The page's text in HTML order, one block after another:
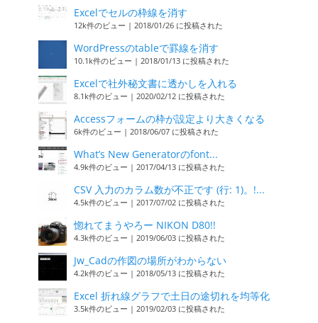
Excelでセルの枠線を消す
12k件のビュー | 2018/01/26 に投稿された
WordPressのtableで罫線を消す
10.1k件のビュー | 2018/01/13 に投稿された
Excelで社外秘文書に透かしを入れる
8.1k件のビュー | 2020/02/12 に投稿された
Accessフォームの枠が設定より大きくなる
6k件のビュー | 2018/06/07 に投稿された
What’s New Generatorのfont...
4.9k件のビュー | 2017/04/13 に投稿された
CSV 入力のカラム数が不正です (行: 1)。!...
4.5k件のビュー | 2017/07/02 に投稿された
惚れてまうやろー NIKON D80!!
4.3k件のビュー | 2019/06/03 に投稿された
Jw_Cadの作図の場所がわからない
4.2k件のビュー | 2018/05/13 に投稿された
Excel 折れ線グラフで土日の途切れを均等化
3.5k件のビュー | 2019/02/03 に投稿された